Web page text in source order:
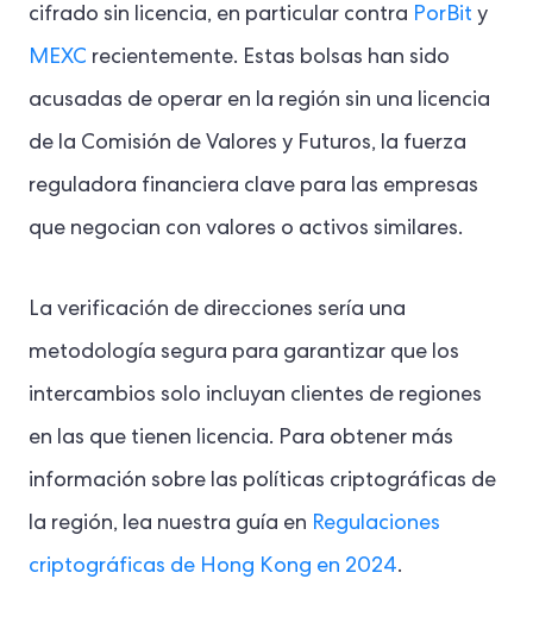
cifrado sin licencia, en particular contra PorBit y
MEXC recientemente. Estas bolsas han sido
acusadas de operar en la región sin una licencia
de la Comisión de Valores y Futuros, la fuerza
reguladora financiera clave para las empresas
que negocian con valores o activos similares.
La verificación de direcciones sería una
metodología segura para garantizar que los
intercambios solo incluyan clientes de regiones
en las que tienen licencia. Para obtener más
información sobre las políticas criptográficas de
la región, lea nuestra guía en Regulaciones
criptográficas de Hong Kong en 2024.